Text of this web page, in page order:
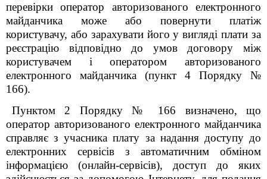
перевірки оператор авторизованого електронного
майданчика може або повернути платіж
користувачу, або зарахувати його у вигляді плати за
реєстрацію відповідно до умов договору між
користувачем і оператором авторизованого
електронного майданчика (пункт 4 Порядку №
166).
Пунктом 2 Порядку № 166 визначено, що
оператор авторизованого електронного майданчика
справляє з учасника плату за надання доступу до
електронних сервісів з автоматичним обміном
інформацією (онлайн-сервісів), доступ до яких